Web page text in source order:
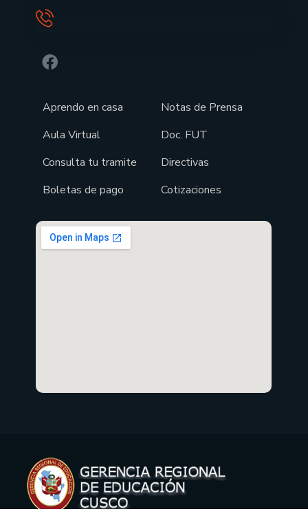
Aprendo en casa
Aula Virtual
Consulta tu tramite
Boletas de pago
Notas de Prensa
Doc. FUT
Directivas
Cotizaciones